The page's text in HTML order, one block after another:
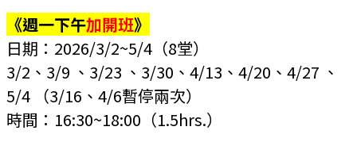
《週一下午加開班》
日期：2026/3/2~5/4 （8堂）
3/2、3/9 、3/23 、3/30、4/13、4/20、4/27 、
5/4 （3/16、4/6暫停兩次）
時間：16:30~18:00 （1.5hrs.）